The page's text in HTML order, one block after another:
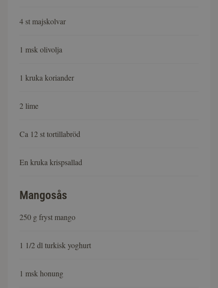
4 st majskolvar
1 msk olivolja
1 kruka koriander
2 lime
Ca 12 st tortillabröd
En kruka krispsallad
Mangosås
250 g fryst mango
1 1/2 dl turkisk yoghurt
1 msk honung